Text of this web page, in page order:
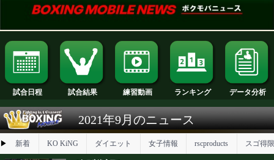
試合日程 試合結果 練習動画 ランキング